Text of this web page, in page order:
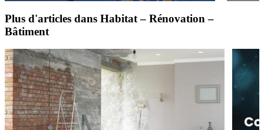
Plus d'articles dans Habitat – Rénovation –
Bâtiment